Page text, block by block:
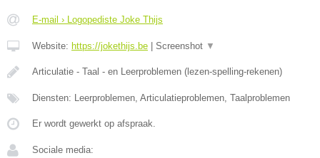
E-mail › Logopediste Joke Thijs
Website: https://jokethijs.be Screenshot ▼
Articulatie - Taal - en Leerproblemen (lezen-spelling-rekenen)
Diensten: Leerproblemen, Articulatieproblemen, Taalproblemen
Er wordt gewerkt op afspraak.
Sociale media: